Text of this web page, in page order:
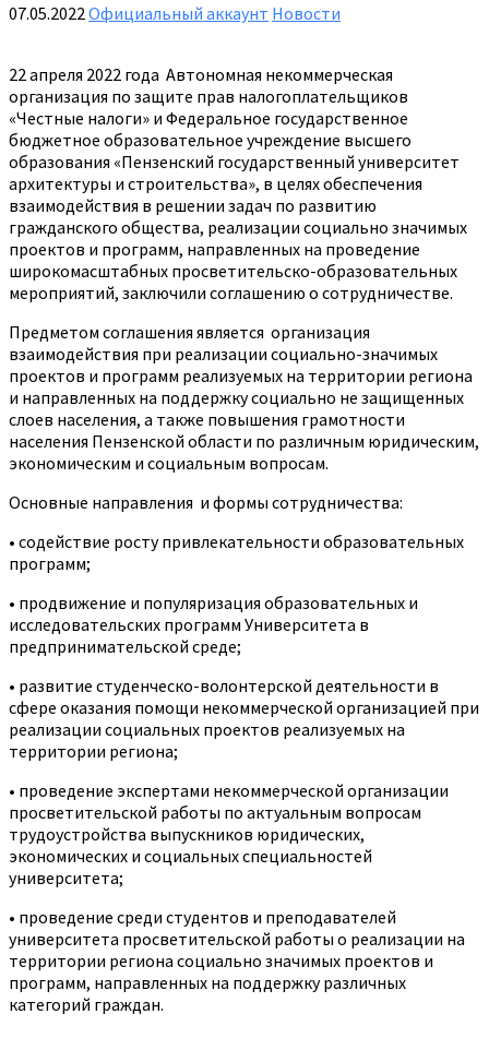
07.05.2022Официальный аккаунт Новости
22 апреля 2022 года Автономная некоммерческая
организация по защите прав налогоплательщиков
«Честные налоги» и Федеральное государственное
бюджетное образовательное учреждение высшего
образования «Пензенский государственный университет
архитектуры и строительства», в целях обеспечения
взаимодействия в решении задач по развитию
гражданского общества, реализации социально значимых
проектов и программ, направленных на проведение
широкомасштабных просветительско-образовательных
мероприятий, заключили соглашению о сотрудничестве.
Предметом соглашения является организация
взаимодействия при реализации социально-значимых
проектов и программ реализуемых на территории региона
и направленных на поддержку социально не защищенных
слоев населения, а также повышения грамотности
населения Пензенской области по различным юридическим,
экономическим и социальным вопросам.
Основные направления и формы сотрудничества:
• содействие росту привлекательности образовательных
программ;
• продвижение и популяризация образовательных и
исследовательских программ Университета в
предпринимательской среде;
• развитие студенческо-волонтерской деятельности в
сфере оказания помощи некоммерческой организацией при
реализации социальных проектов реализуемых на
территории региона;
• проведение экспертами некоммерческой организации
просветительской работы по актуальным вопросам
трудоустройства выпускников юридических,
экономических и социальных специальностей
университета;
• проведение среди студентов и преподавателей
университета просветительской работы о реализации на
территории региона социально значимых проектов и
программ, направленных на поддержку различных
категорий граждан.